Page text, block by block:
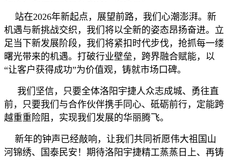
站在2026年新起点，展望前路，我们心潮澎湃。新
机遇与新挑战交织，我们将以全新的姿态昂扬奋进。立
足当下新发展阶段，我们将紧扣时代步伐，抢抓每一缕
曙光带来的机遇。打破行业壁垒，跨界融合赋能，以
“让客户获得成功”为价值观，铸就市场口碑。
我们坚信，只要全体洛阳宇捷人众志成城、勇往直
前，只要我们与合作伙伴携手同心、砥砺前行，定能跨
越重重险阻，实现我们发展的华丽腾飞。
新年的钟声已经敲响，让我们共同祈愿伟大祖国山
河锦绣、国泰民安！期待洛阳宇捷精工蒸蒸日上、再铸